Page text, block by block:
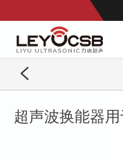
超声波换能器